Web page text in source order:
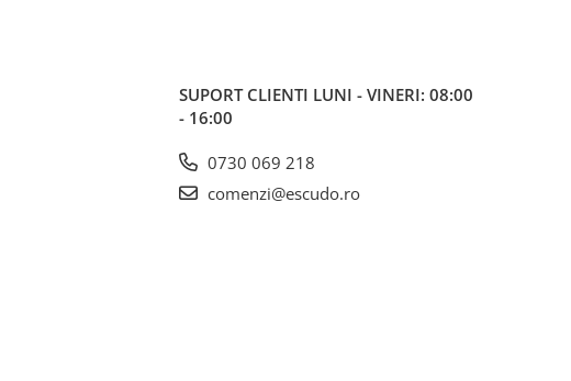
SUPORT CLIENTI LUNI - VINERI: 08:00
- 16:00
0730 069 218
comenzi@escudo.ro